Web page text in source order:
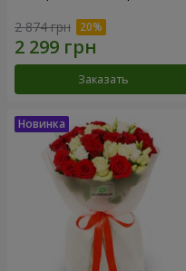
2 874 грн
Заказать